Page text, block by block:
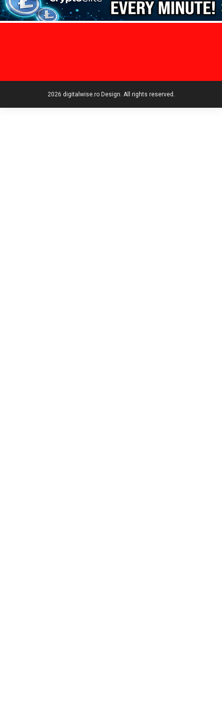
2026 digitalwise.ro Design. All rights reserved.